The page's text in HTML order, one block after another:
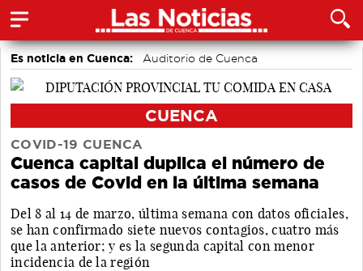
Es noticia en Cuenca: Auditorio de Cuenca
CUENCA
COVID-19 CUENCA
Cuenca capital duplica el número de
casos de Covid en la última semana
Del 8 al 14 de marzo, última semana con datos oficiales,
se han confirmado siete nuevos contagios, cuatro más
que la anterior; y es la segunda capital con menor
incidencia de la región